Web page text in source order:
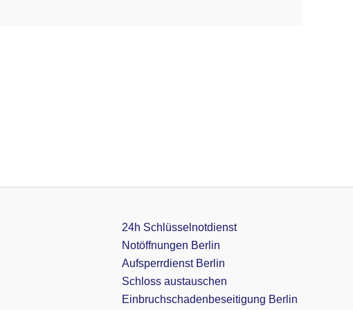
24h Schlüsselnotdienst
Notöffnungen Berlin
Aufsperrdienst Berlin
Schloss austauschen
Einbruchschadenbeseitigung Berlin